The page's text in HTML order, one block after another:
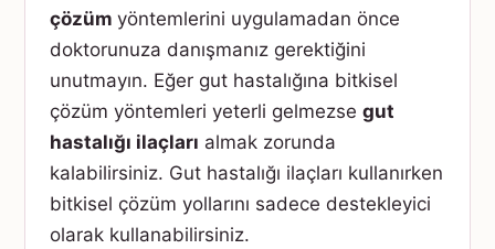
çözüm yöntemlerini uygulamadan önce
doktorunuza danışmanız gerektiğini
unutmayın. Eğer gut hastalığına bitkisel
çözüm yöntemleri yeterli gelmezse gut
hastalığı ilaçları almak zorunda
kalabilirsiniz. Gut hastalığı ilaçları kullanırken
bitkisel çözüm yollarını sadece destekleyici
olarak kullanabilirsiniz.